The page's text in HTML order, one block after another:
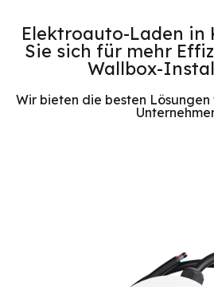
Elektroauto-Laden in
Sie sich für mehr
Wallbox-
Wir bieten die besten